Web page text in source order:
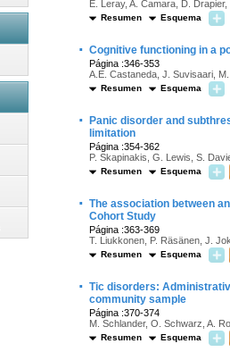
E. Leray, A. Camara, D.
Resumen Esquema
· Cognitive functioning in a
Página :346-353
A.E. Castaneda, J. Suvisaari,
Resumen Esquema
·
Panic disorder and
limitation
Página :354-362
P. Skapinakis, G. Lewis, S.
Resumen Esquema
· The association between
Cohort Study
Página :363-369
T. Liukkonen, P. Räsänen, J.
Resumen Esquema
· Tic disorders:
community sample
Página :370-374
M. Schlander, O. Schwarz, A.
Resumen Esquema